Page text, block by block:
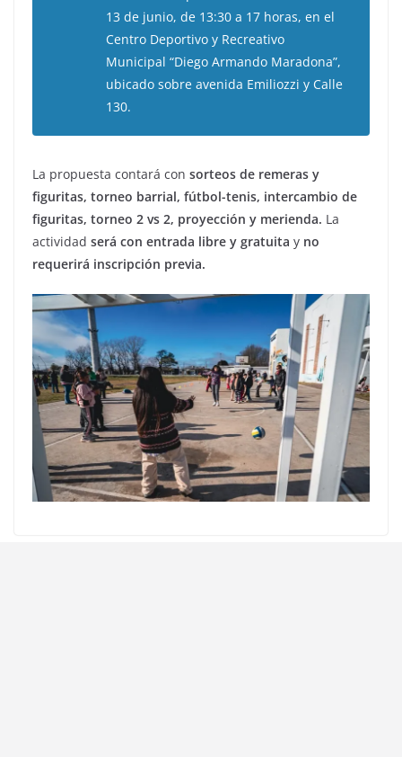
13 de junio, de 13:30 a 17 horas, en el
Centro Deportivo y Recreativo
Municipal “Diego Armando Maradona”,
ubicado sobre avenida Emiliozzi y Calle
130.
La propuesta contará con sorteos de remeras y
figuritas, torneo barrial, fútbol-tenis, intercambio de
figuritas, torneo 2 vs 2, proyección y merienda. La
actividad será con entrada libre y gratuita y no
requerirá inscripción previa.